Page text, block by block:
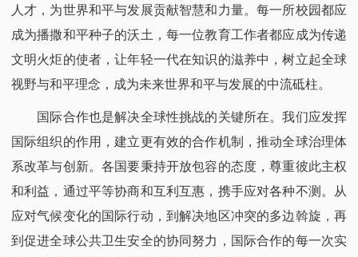
人才，为世界和平与发展贡献智慧和力量。每一所校园都应
成为播撒和平种子的沃土，每一位教育工作者都应成为传递
文明火炬的使者，让年轻一代在知识的滋养中，树立起全球
视野与和平理念，成为未来世界和平与发展的中流砥柱。​
国际合作也是解决全球性挑战的关键所在。我们应发挥
国际组织的作用，建立更有效的合作机制，推动全球治理体
系改革与创新。各国要秉持开放包容的态度，尊重彼此主权
和利益，通过平等协商和互利互惠，携手应对各种不测。从
应对气候变化的国际行动，到解决地区冲突的多边斡旋，再
到促进全球公共卫生安全的协同努力，国际合作的每一次实